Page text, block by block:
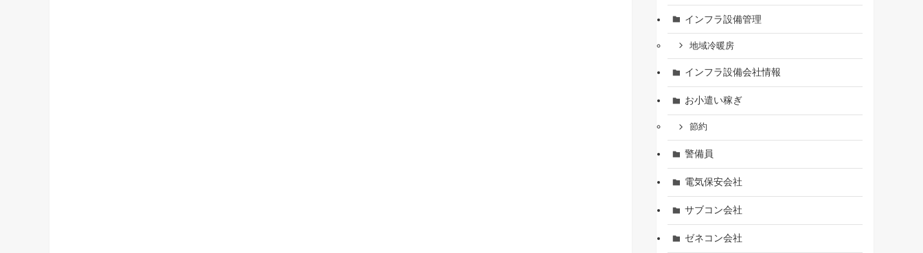
インフラ設備管理
地域冷暖房
インフラ設備会社情報
お小遣い稼ぎ
節約
警備員
電気保安会社
サブコン会社
ゼネコン会社